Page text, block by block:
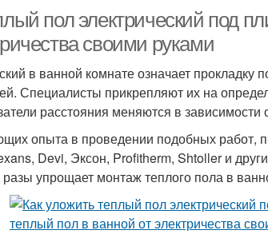
пол электрический под
своими руками
в ванной комнате означает прокладку
Специалисты прикрепляют их на
расстояния меняются в
опыта в проведении подобных работ,
Devi, Эксон, Profitherm, Shtoller и
упрощает монтаж теплого пола в